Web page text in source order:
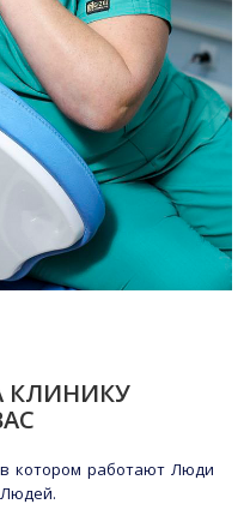
КЛИНИКУ
котором работают Люди